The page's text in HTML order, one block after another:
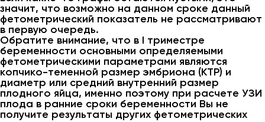
значит, что возможно на данном сроке данный
фетометрический показатель не рассматривают
в первую очередь.
Обратите внимание, что в I триместре
беременности основными определяемыми
фетометрическими параметрами являются
копчико-теменной размер эмбриона (КТР) и
диаметр или средний внутренний размер
плодного яйца, именно поэтому при расчете УЗИ
плода в ранние сроки беременности Вы не
получите результаты других фетометрических